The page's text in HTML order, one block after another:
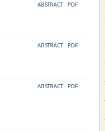
ABSTRACT PDF
ABSTRACT PDF
ABSTRACT PDF